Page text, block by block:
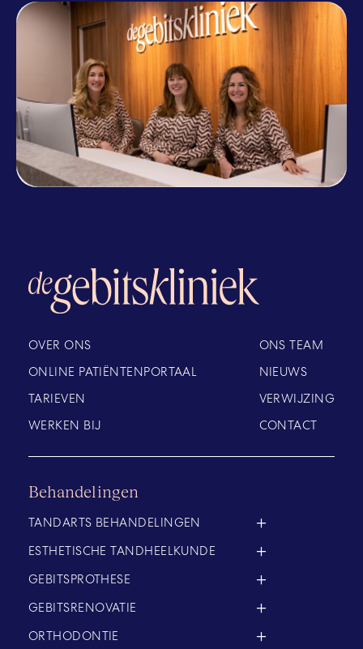
OVER ONS
ONS TEAM
ONLINE PATIËNTENPORTAAL
NIEUWS
TARIEVEN
VERWIJZING
WERKEN BIJ
CONTACT
Behandelingen
TANDARTS BEHANDELINGEN
ESTHETISCHE TANDHEELKUNDE
GEBITSPROTHESE
GEBITSRENOVATIE
ORTHODONTIE